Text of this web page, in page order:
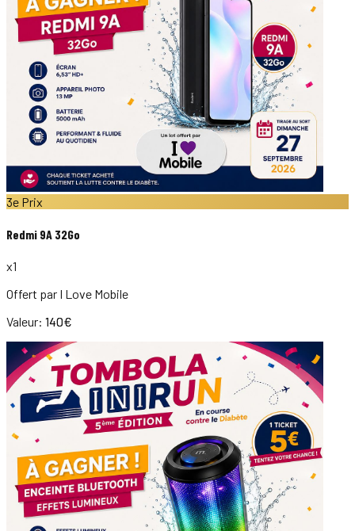
3e Prix
Redmi 9A 32Go
x1
Offert par I Love Mobile
Valeur: 140€